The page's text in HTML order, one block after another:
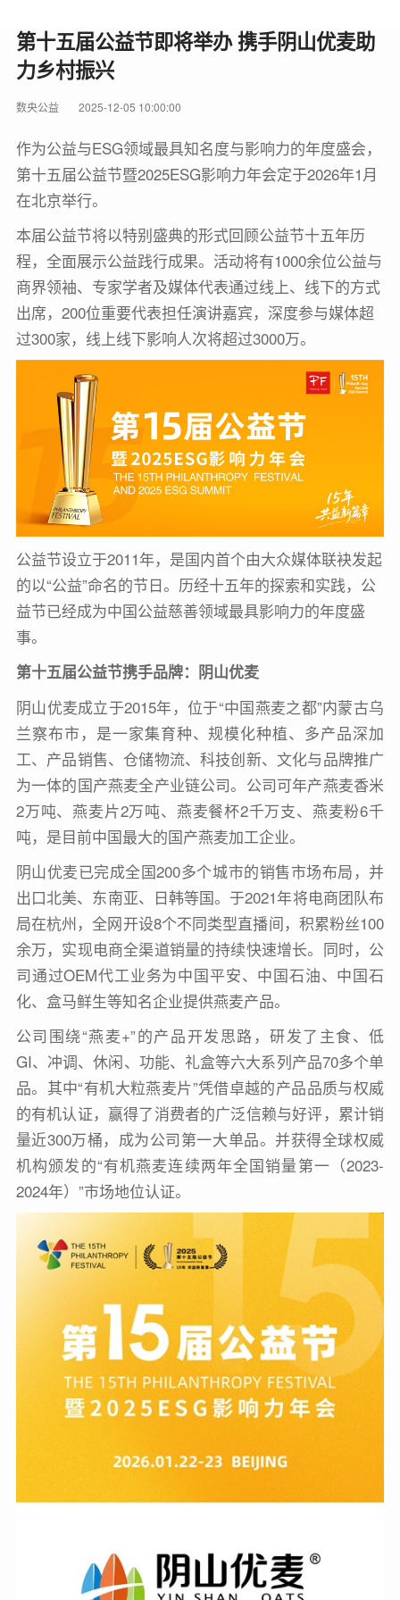
第十五届公益节即将举办 携手阴山优麦助
力乡村振兴
数央公益 2025-12-05 10:00:00
作为公益与ESG领域最具知名度与影响力的年度盛会，
第十五届公益节暨2025ESG影响力年会定于2026年1月
在北京举行。
本届公益节将以特别盛典的形式回顾公益节十五年历
程，全面展示公益践行成果。活动将有1000余位公益与
商界领袖、专家学者及媒体代表通过线上、线下的方式
出席，200位重要代表担任演讲嘉宾，深度参与媒体超
过300家，线上线下影响人次将超过3000万。
公益节设立于2011年，是国内首个由大众媒体联袂发起
的以“公益”命名的节日。历经十五年的探索和实践，公
益节已经成为中国公益慈善领域最具影响力的年度盛
事。
第十五届公益节携手品牌： 阴山优麦
阴山优麦成立于2015年，位于“中国燕麦之都”内蒙古乌
兰察布市，是一家集育种、规模化种植、多产品深加
工、产品销售、仓储物流、科技创新、文化与品牌推广
为一体的国产燕麦全产业链公司。公司可年产燕麦香米
2万吨、燕麦片2万吨、燕麦餐杯2千万支、燕麦粉6千
吨，是目前中国最大的国产燕麦加工企业。
阴山优麦已完成全国200多个城市的销售市场布局，并
出口北美、东南亚、日韩等国。于2021年将电商团队布
局在杭州，全网开设8个不同类型直播间，积累粉丝100
余万，实现电商全渠道销量的持续快速增长。同时，公
司通过OEM代工业务为中国平安、中国石油、中国石
化、盒马鲜生等知名企业提供燕麦产品。
公司围绕“燕麦+”的产品开发思路，研发了主食、低
GI、冲调、休闲、功能、礼盒等六大系列产品70多个单
品。其中“有机大粒燕麦片”凭借卓越的产品品质与权威
的有机认证，赢得了消费者的广泛信赖与好评，累计销
量近300万桶，成为公司第一大单品。并获得全球权威
机构颁发的“有机燕麦连续两年全国销量第一（2023-
2024年）”市场地位认证。